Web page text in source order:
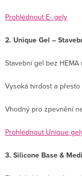
Prohlédnout E- gely
2. Unique Gel –
Stavební gel bez HEMA
Vysoká tvrdost a
Vhodný pro zpevnění
Prohlédnout Unique
3. Silicone Base &